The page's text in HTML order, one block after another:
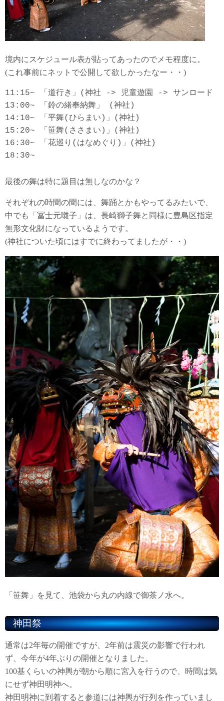
境内にスケジュール表が貼ってあったのでメモ程度に。
(これ事前にネットで公開して欲しかったなー・・)
11:15~ 「道行き」(神社 -> 児童遊園 -> サンロード
13:00~ 「鈴の緒奉納舞」 (神社)
14:10~ 「平舞(ひらまい)」(神社)
15:20~ 「笹舞(ささまい)」(神社)
16:30~ 「花巡り(はなめぐり)」(神社)
最後の舞は特に題目は無しなのかな？
それぞれの時間の間には、舞踊とかもやってるみたいで、
中でも「冨士元囃子」は、長崎獅子舞と同様に豊島区指定
無形文化財になっているようです。
(神社についた頃にはすでに終わってましたが・・)
「笹舞」を見て、池袋から丸の内線で御茶ノ水へ。
神田祭
通常は2年毎の開催ですが、2年前は震災の影響で行われ
ず、今年が4年ぶりの開催となりました。
100基くらいの神輿が朝から順に宮入を行うので、時間は気
にせず神田明神へ。
神田明神に到着すると参道には神輿が行列を作っていまし